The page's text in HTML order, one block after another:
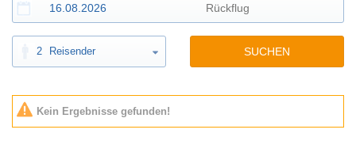
2 Reisender SUCHEN
Kein Ergebnisse gefunden!